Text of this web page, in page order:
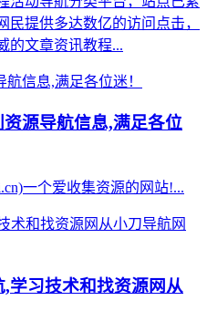
提供多达数亿的访问点击，
的文章资讯教程...
源导航信息,满足各位
一个爱收集资源的网站!...
学习技术和找资源网从